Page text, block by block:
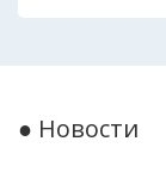
● Новости